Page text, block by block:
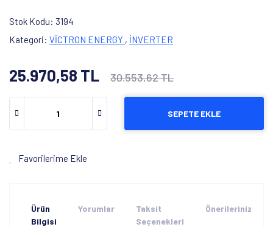
Stok Kodu
3194
Kategori VİCTRON ENERGY , İNVERTER
25.970,58 TL 30.553,62 TL
SEPETE EKLE
Favorilerime Ekle
Ürün
Bilgisi
Yorumlar
Taksit
Seçenekleri
Önerileriniz